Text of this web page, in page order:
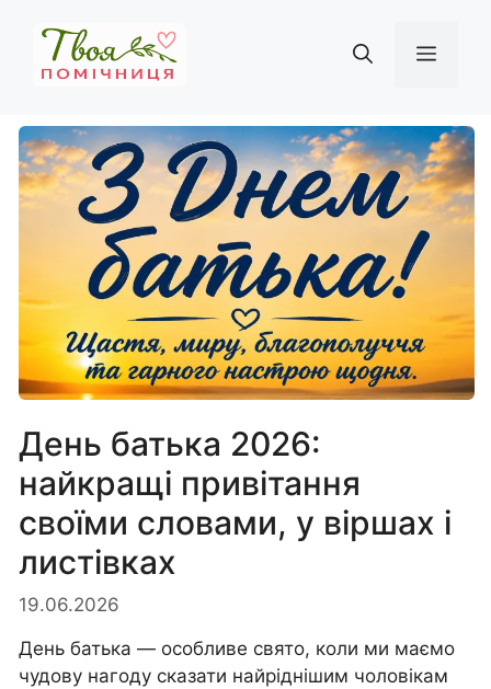
вмісту
День батька 2026:
найкращі привітання
своїми словами, у віршах і
листівках
19.06.2026
День батька — особливе свято, коли ми маємо
чудову нагоду сказати найріднішим чоловікам